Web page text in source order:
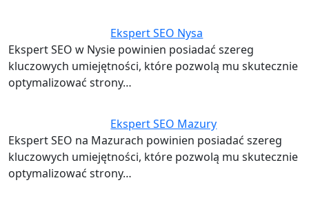
Ekspert SEO Nysa
Ekspert SEO w Nysie powinien posiadać szereg
kluczowych umiejętności, które pozwolą mu skutecznie
optymalizować strony…
Ekspert SEO Mazury
Ekspert SEO na Mazurach powinien posiadać szereg
kluczowych umiejętności, które pozwolą mu skutecznie
optymalizować strony…